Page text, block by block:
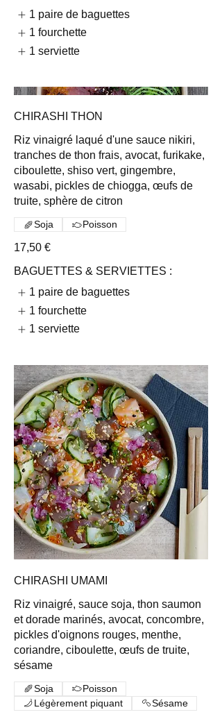
1 paire de baguettes
1 fourchette
1 serviette
CHIRASHI THON
Riz vinaigré laqué d'une sauce nikiri,
tranches de thon frais, avocat, furikake,
ciboulette, shiso vert, gingembre,
wasabi, pickles de chiogga, œufs de
truite, sphère de citron
17,50 €
Soja Poisson
BAGUETTES & SERVIETTES :
1 paire de baguettes
1 fourchette
1 serviette
CHIRASHI UMAMI
Riz vinaigré, sauce soja, thon saumon
et dorade marinés, avocat, concombre,
pickles d'oignons rouges, menthe,
coriandre, ciboulette, œufs de truite,
sésame
Soja
Poisson
Légèrement piquant
Sésame